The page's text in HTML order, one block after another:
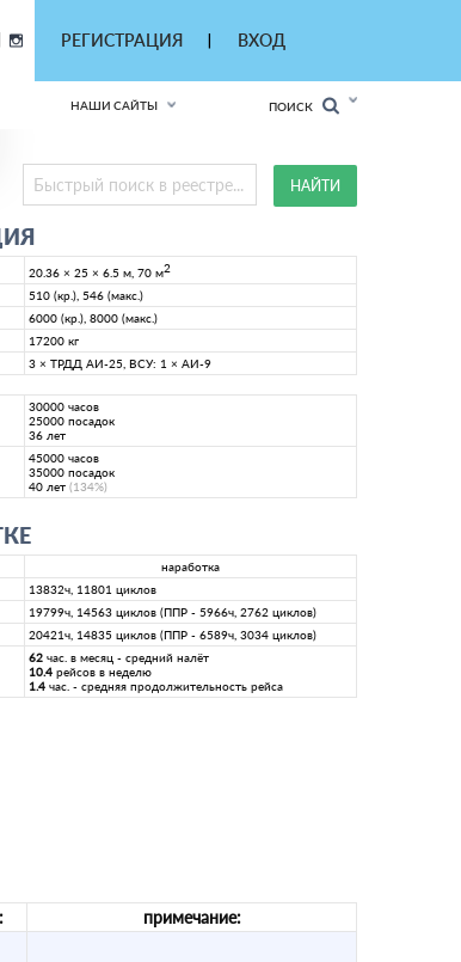
РЕГИСТРАЦИЯ ВХОД
НАШИ САЙТЫ ПОИСК
20.36 × 25 × 6.5 м, 70 м2
510 (кр.), 546 (макс.)
6000 (кр.), 8000 (макс.)
17200 кг
3 × ТРДД АИ-25, ВСУ: 1 × АИ-9
30000 часов
25000 посадок
36 лет
45000 часов
35000 посадок
40 лет (134%)
наработка
13832ч, 11801 циклов
19799ч, 14563 циклов (ППР - 5966ч, 2762 циклов)
20421ч, 14835 циклов (ППР - 6589ч, 3034 циклов)
62 час. в месяц - средний налёт
10.4 рейсов в неделю
1.4 час. - средняя продолжительность рейса
примечание: